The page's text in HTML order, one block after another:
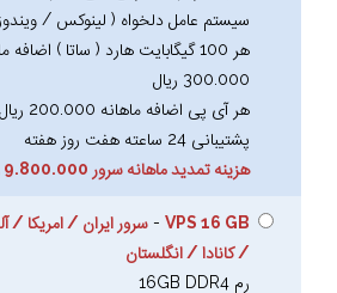
سیستم عامل دلخواه ( لینوکس /
هر 100 گیگابایت هارد ( ساتا ) اضافه
300.000 ریال
هر آی پی اضافه ماهانه 200.000 ریال
پشتیبانی 24 ساعته هفت روز هفته
هزینه تمدید ماهانه سرور 9.800.000 ریال
VPS 16 GB
- سرور ایران / امریکا /
/ کانادا / انگلستان
رم 16GB DDR4